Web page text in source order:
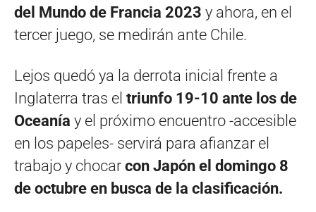
del Mundo de Francia 2023 y ahora, en el
tercer juego, se medirán ante Chile.
Lejos quedó ya la derrota inicial frente a
Inglaterra tras el triunfo 19-10 ante los de
Oceanía y el próximo encuentro -accesible
en los papeles- servirá para afianzar el
trabajo y chocar con Japón el domingo 8
de octubre en busca de la clasificación.